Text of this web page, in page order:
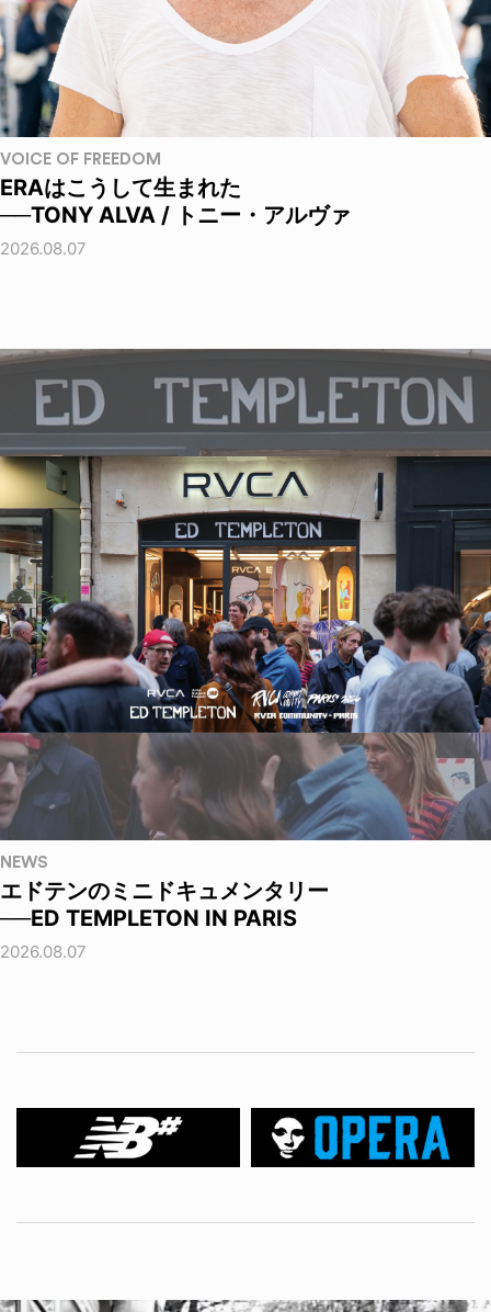
VOICE OF FREEDOM
ERAはこうして生まれた
──TONY ALVA / トニー・アルヴァ
2026.08.07
NEWS
エドテンのミニドキュメンタリー
──ED TEMPLETON IN PARIS
2026.08.07